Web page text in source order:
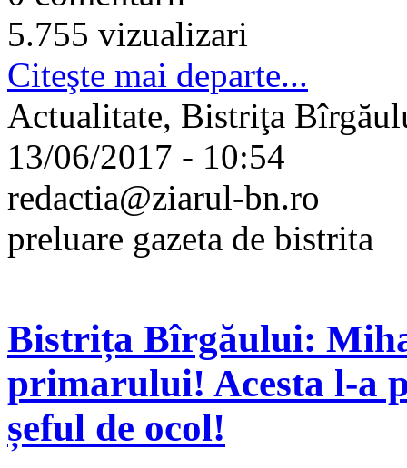
5.755 vizualizari
Citeşte mai departe...
Actualitate, Bistriţa
13/06/2017 - 10:54
redactia@ziarul-bn.ro
preluare gazeta de bistrita
Bistrița Bîrgăului:
primarului! Acesta l-a
șeful de ocol!